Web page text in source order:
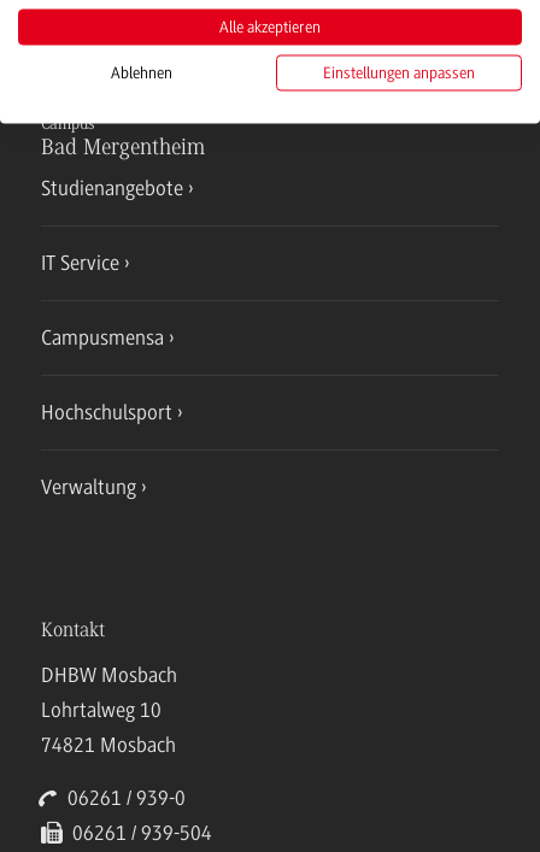
Campus
Bad Mergentheim
Studienangebote
IT Service
Campusmensa
Hochschulsport
Verwaltung
Kontakt
DHBW Mosbach
Lohrtalweg 10
74821 Mosbach
06261 / 939-0
06261 / 939-504
Alle akzeptieren
Ablehnen Einstellungen anpassen